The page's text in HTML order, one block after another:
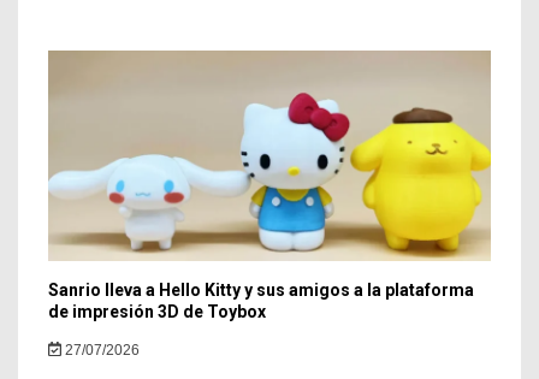
Sanrio lleva a Hello Kitty y sus amigos a la plataforma
de impresión 3D de Toybox
27/07/2026